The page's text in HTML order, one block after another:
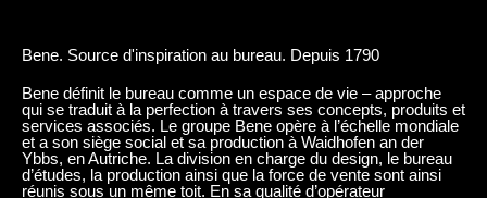
Bene. Source d'inspiration au bureau. Depuis 1790
Bene définit le bureau comme un espace de vie – approche
qui se traduit à la perfection à travers ses concepts, produits et
services associés. Le groupe Bene opère à l’échelle mondiale
et a son siège social et sa production à Waidhofen an der
Ybbs, en Autriche. La division en charge du design, le bureau
d’études, la production ainsi que la force de vente sont ainsi
réunis sous un même toit. En sa qualité d’opérateur